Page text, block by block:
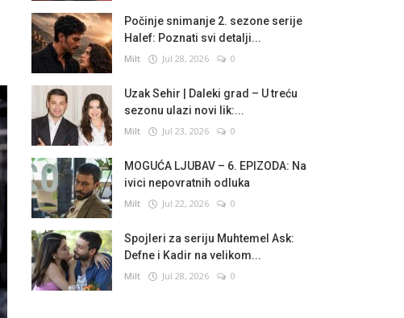
Počinje snimanje 2. sezone serije
Halef: Poznati svi detalji...
Milt Jul 28, 2026 0
Uzak Sehir | Daleki grad – U treću
sezonu ulazi novi lik:...
Milt Jul 23, 2026 0
MOGUĆA LJUBAV – 6. EPIZODA: Na
ivici nepovratnih odluka
Milt Jul 22, 2026 0
Spojleri za seriju Muhtemel Ask:
Defne i Kadir na velikom...
Milt Jul 28, 2026 0